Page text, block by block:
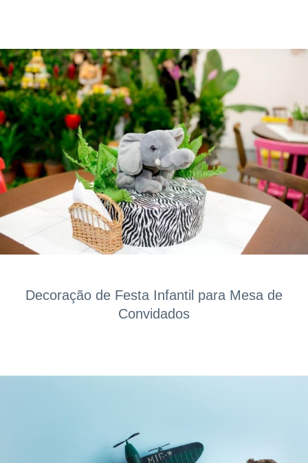
Decoração de Festa Infantil para Mesa de
Convidados